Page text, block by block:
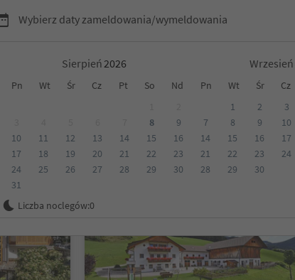
Wybierz daty zameldowania/wymeldowania
Sierpień Wrzesień
Pn Wt Śr Cz Pt So Nd Pn Wt Śr Cz
8
9
10
11 12 13 14 15
16
17
18 19 20 21 22
23
24
25 26 27 28 29
30
31
1 2 3
7
8 9 10
14
15 16 17
21
22 23 24
28
29 30
Liczba noclegów:0
Kategoria Opcje wyżywienia Ekologiczne zakwaterowanie